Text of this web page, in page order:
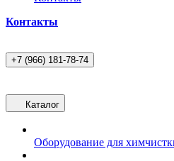
Контакты
+7 (966) 181-78-74
Каталог
Оборудование для